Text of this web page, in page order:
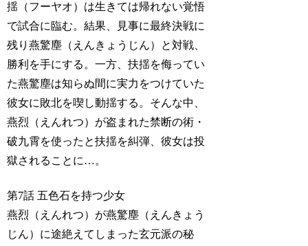
揺（フーヤオ）は生きては帰れない覚悟
で試合に臨む。結果、見事に最終決戦に
残り燕驚塵（えんきょうじん）と対戦、
勝利を手にする。一方、扶揺を侮ってい
た燕驚塵は知らぬ間に実力をつけていた
彼女に敗北を喫し動揺する。そんな中、
燕烈（えんれつ）が盗まれた禁断の術・
破九霄を使ったと扶揺を糾弾、彼女は投
獄されることに…。
第7話 五色石を持つ少女
燕烈（えんれつ）が燕驚塵（えんきょう
じん）に途絶えてしまった玄元派の秘